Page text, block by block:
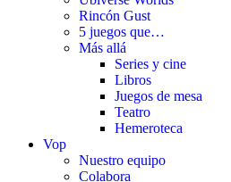
Rincón Gust
5 juegos que…
Más allá
Series y cine
Libros
Juegos de mesa
Teatro
Hemeroteca
Vop
Nuestro equipo
Colabora